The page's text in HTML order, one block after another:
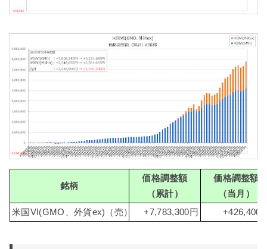
銘柄
価格調整額
（累計）
価格調整額
（当月）
米国VI(GMO、外貨ex)（売）
+7,783,300円 +426,400